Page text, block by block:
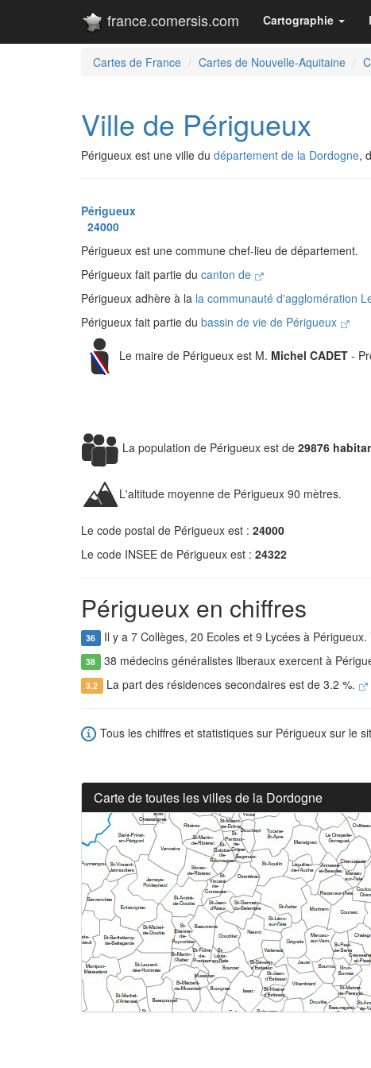
france.comersis.com Cartographie
Cartes de France Cartes de Nouvelle-Aquitaine
Ville de Périgueux
Périgueux est une ville du département de la Dordogne,
Périgueux
24000
Périgueux est une commune chef-lieu de département.
Périgueux fait partie du canton de
Périgueux adhère à la la communauté d'agglomération
Périgueux fait partie du bassin de vie de Périgueux
Le maire de Périgueux est M. Michel CADET -
La population de Périgueux est de 29876
L'altitude moyenne de Périgueux 90 mètres.
Le code postal de Périgueux est : 24000
Le code INSEE de Périgueux est : 24322
Périgueux en chiffres
36 Il y a 7 Collèges, 20 Ecoles et 9 Lycées à Périgueux.
38 38 médecins généralistes liberaux exercent à
3.2 La part des résidences secondaires est de 3.2 %.
Tous les chiffres et statistiques sur Périgueux sur le
Carte de toutes les villes de la Dordogne